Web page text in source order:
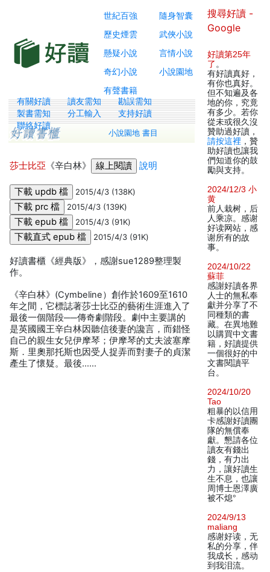
世紀百強
隨身智囊
歷史煙雲
武俠小說
懸疑小說
言情小說
奇幻小說
小說園地
有聲書籍
有關好讀 讀友需知
勘誤需知
製書需知
分工輸入
支持好讀
聯絡好讀
小說園地 書目
莎士比亞 《辛白林》 說明
2015/4/3 (138K)
2015/4/3 (139K)
2015/4/3 (91K)
2015/4/3 (91K)
好讀書櫃《經典版》，感謝sue1289整理製
作。
《辛白林》(Cymbeline）創作於1609至1610
年之間，它標誌著莎士比亞的藝術生涯進入了
最後一個階段──傳奇劇階段。劇中主要講的
是英國國王辛白林因聽信後妻的讒言，而錯怪
自己的親生女兒伊摩琴；伊摩琴的丈夫波塞摩
斯．里奧那托斯也因受人捉弄而對妻子的貞潔
產生了懷疑。最後……
搜尋好讀 -
Google
好讀第25年
了 。
有好讀真好，
有你也真好。
但不知遍及各
地的你，究竟
有多少。若你
從未或很久沒
贊助過好讀，
請按這裡 ，贊
助好讀也讓我
們知道你的鼓
勵與支持。
2024/12/3 小
黄
前人栽树，后
人乘凉。感谢
好读网站，感
谢所有的故
事。
2024/10/22
蘇菲
感謝好讀各界
人士的無私奉
獻并分享了不
同種類的書
藏。在異地難
以購買中文書
籍，好讀提供
一個很好的中
文書閱讀平
台。
2024/10/20
Tao
粗暴的以信用
卡感謝好讀團
隊的無償奉
獻。懇請各位
讀友有錢出
錢，有力出
力，讓好讀生
生不息，也讓
周博士恩澤廣
被不熄°
2024/9/13
maliang
感谢好读，无
私的分享，伴
我成长，感动
到我泪流。